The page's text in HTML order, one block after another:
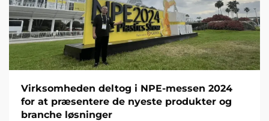
Virksomheden deltog i NPE-messen 2024
for at præsentere de nyeste produkter og
branche løsninger